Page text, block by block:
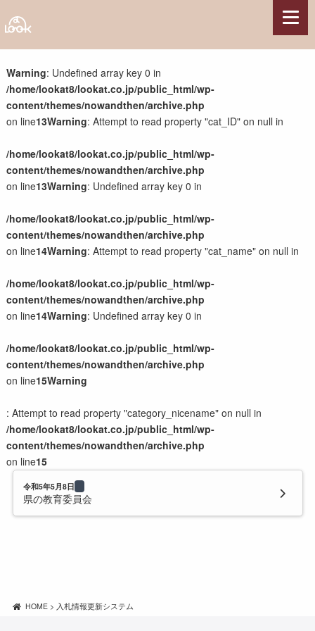
Webサイト制作
Webコンテンツ制作
Webシステム開発
サポート・その他
県関連事業
観光系施設・団体
農林水産業
国の組織・施設
企業・店舗・他
制作の流れと料金
制作の流れ
制作料金の目安
サラダセット
会社案内
会社概要
お問い合わせ
Warning: Undefined array key 0 in
/home/lookat8/lookat.co.jp/public_html/wp-
content/themes/nowandthen/archive.php
on line13Warning: Attempt to read property "cat_ID" on null in
/home/lookat8/lookat.co.jp/public_html/wp-
content/themes/nowandthen/archive.php
on line13Warning: Undefined array key 0 in
/home/lookat8/lookat.co.jp/public_html/wp-
content/themes/nowandthen/archive.php
on line14Warning: Attempt to read property "cat_name" on null in
/home/lookat8/lookat.co.jp/public_html/wp-
content/themes/nowandthen/archive.php
on line14Warning: Undefined array key 0 in
/home/lookat8/lookat.co.jp/public_html/wp-
content/themes/nowandthen/archive.php
on line15Warning
: Attempt to read property "category_nicename" on null in
/home/lookat8/lookat.co.jp/public_html/wp-
content/themes/nowandthen/archive.php
on line15
令和5年5月8日
県の教育委員会
HOME> 入札情報更新システム